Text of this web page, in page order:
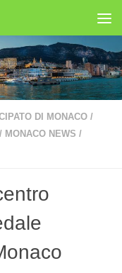
DI MONACO /
/ MONACO NEWS /